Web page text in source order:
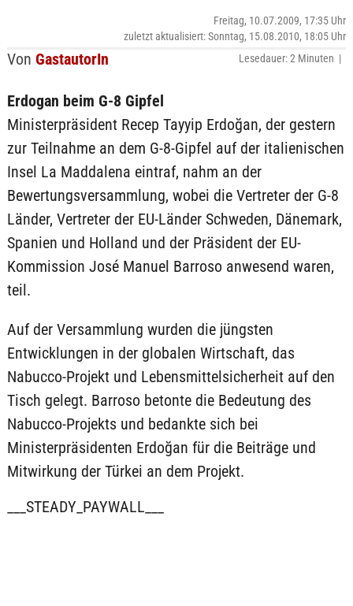
Von GastautorIn
Freitag, 10.07.2009, 17:35 Uhr
zuletzt aktualisiert: Sonntag, 15.08.2010, 18:05 Uhr
Lesedauer: 2 Minuten |
Erdogan beim G-8 Gipfel
Ministerpräsident Recep Tayyip Erdoğan, der gestern
zur Teilnahme an dem G-8-Gipfel auf der italienischen
Insel La Maddalena eintraf, nahm an der
Bewertungsversammlung, wobei die Vertreter der G-8
Länder, Vertreter der EU-Länder Schweden, Dänemark,
Spanien und Holland und der Präsident der EU-
Kommission José Manuel Barroso anwesend waren,
teil.
Auf der Versammlung wurden die jüngsten
Entwicklungen in der globalen Wirtschaft, das
Nabucco-Projekt und Lebensmittelsicherheit auf den
Tisch gelegt. Barroso betonte die Bedeutung des
Nabucco-Projekts und bedankte sich bei
Ministerpräsidenten Erdoğan für die Beiträge und
Mitwirkung der Türkei an dem Projekt.
___STEADY_PAYWALL___